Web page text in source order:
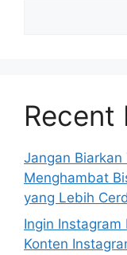
Recent
Jangan
Menghambat
yang Lebih
Ingin Instagram
Konten